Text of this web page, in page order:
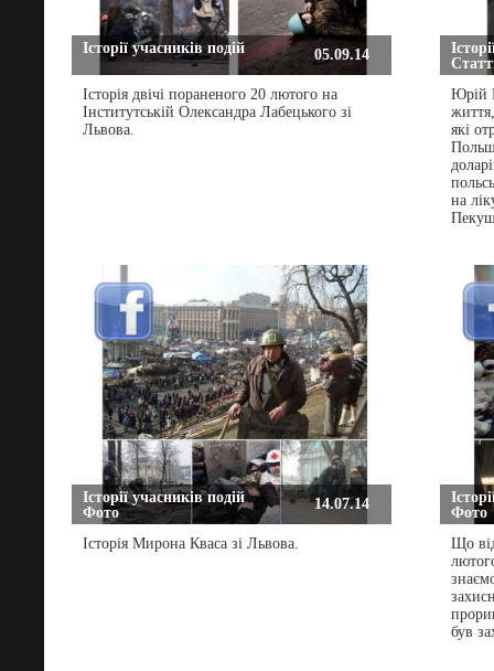
Історії учасників подій 05.09.14
Історія двічі пораненого 20 лютого на
Інститутській Олександра Лабецького зі
Львова.
Юрій
які
на
Історії учасників подій
Фото
14.07.14
Історія Мирона Кваса зі Львова.
Фото
Що
був